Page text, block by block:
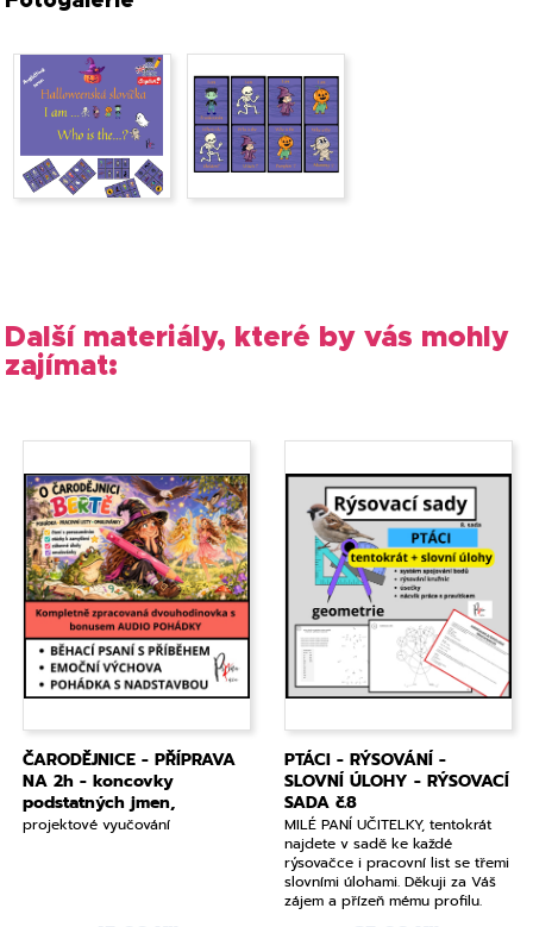
Další materiály, které by vás mohly
zajímat:
ČARODĚJNICE - PŘÍPRAVA
NA 2h - koncovky
podstatných jmen,
pohádka, kvíz - projekt
projektové vyučování
PTÁCI - RÝSOVÁNÍ -
SLOVNÍ ÚLOHY - RÝSOVACÍ
SADA č.8
MILÉ PANÍ UČITELKY, tentokrát
najdete v sadě ke každé
rýsovačce i pracovní list se třemi
slovními úlohami. Děkuji za Váš
zájem a přízeň mému profilu.